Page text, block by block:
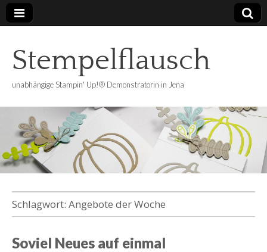
Stempelflausch
unabhängige Stampin' Up!® Demonstratorin in Jena
Schlagwort: Angebote der Woche
Soviel Neues auf einmal